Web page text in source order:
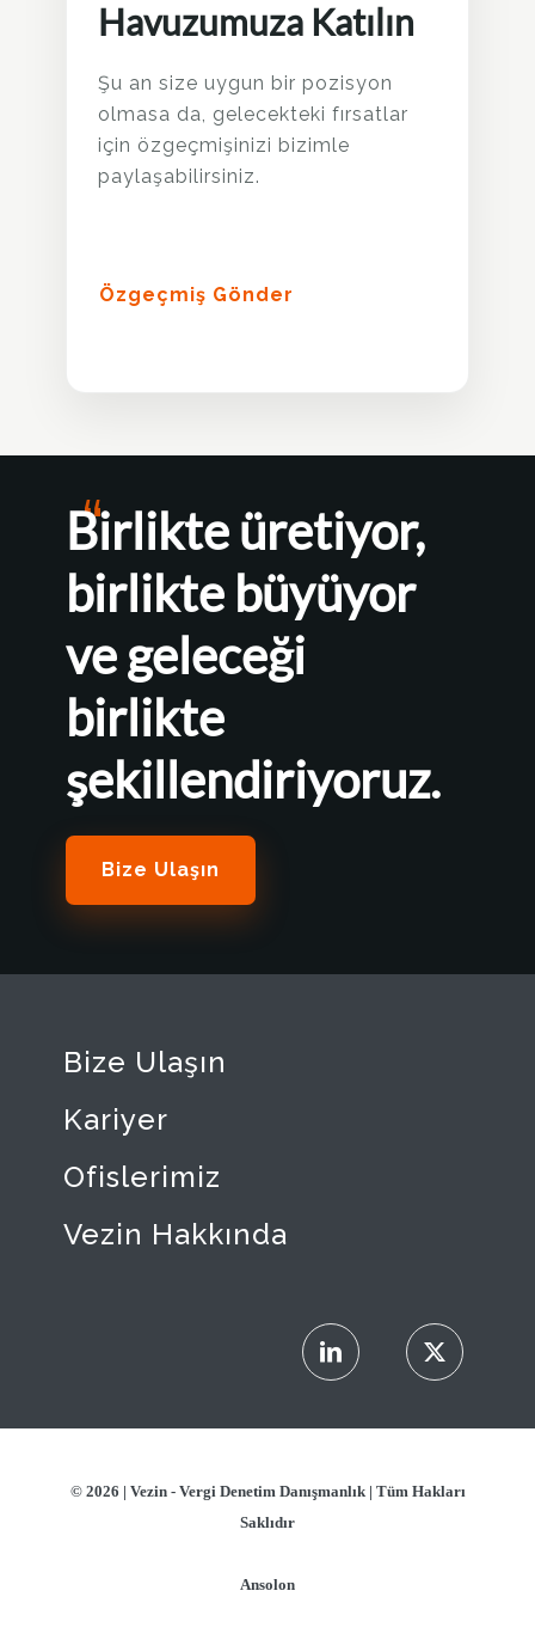
Havuzumuza Katılın
Şu an size uygun bir pozisyon
olmasa da, gelecekteki fırsatlar
için özgeçmişinizi bizimle
paylaşabilirsiniz.
Özgeçmiş Gönder
Birlikte üretiyor,
birlikte büyüyor
ve geleceği
birlikte
şekillendiriyoruz.
Bize Ulaşın
Bize Ulaşın
Kariyer
Ofislerimiz
Vezin Hakkında
© 2026 | Vezin - Vergi Denetim Danışmanlık| Tüm Hakları
Saklıdır
Ansolon